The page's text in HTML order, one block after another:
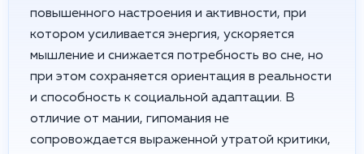
повышенного настроения и активности, при
котором усиливается энергия, ускоряется
мышление и снижается потребность во сне, но
при этом сохраняется ориентация в реальности
и способность к социальной адаптации. В
отличие от мании, гипомания не
сопровождается выраженной утратой критики,